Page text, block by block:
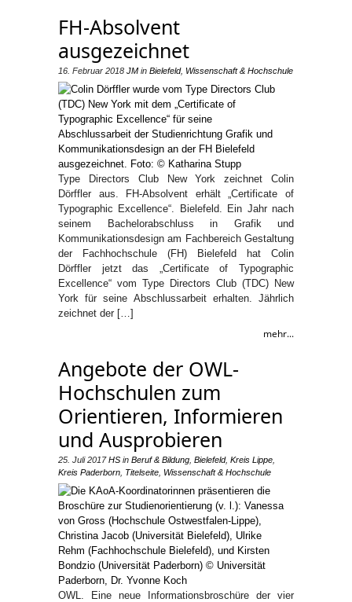
FH-Absolvent
ausgezeichnet
16. Februar 2018 JM in Bielefeld, Wissenschaft & Hochschule
Type Directors Club New York zeichnet Colin
Dörffler aus. FH-Absolvent erhält „Certificate of
Typographic Excellence“. Bielefeld. Ein Jahr nach
seinem Bachelorabschluss in Grafik und
Kommunikationsdesign am Fachbereich Gestaltung
der Fachhochschule (FH) Bielefeld hat Colin
Dörffler jetzt das „Certificate of Typographic
Excellence“ vom Type Directors Club (TDC) New
York für seine Abschlussarbeit erhalten. Jährlich
zeichnet der […]
mehr...
Angebote der OWL-
Hochschulen zum
Orientieren, Informieren
und Ausprobieren
25. Juli 2017 HS in Beruf & Bildung Bielefeld, Kreis Lippe
Kreis Paderborn Titelseite Wissenschaft & Hochschule
OWL. Eine neue Informationsbroschüre der vier